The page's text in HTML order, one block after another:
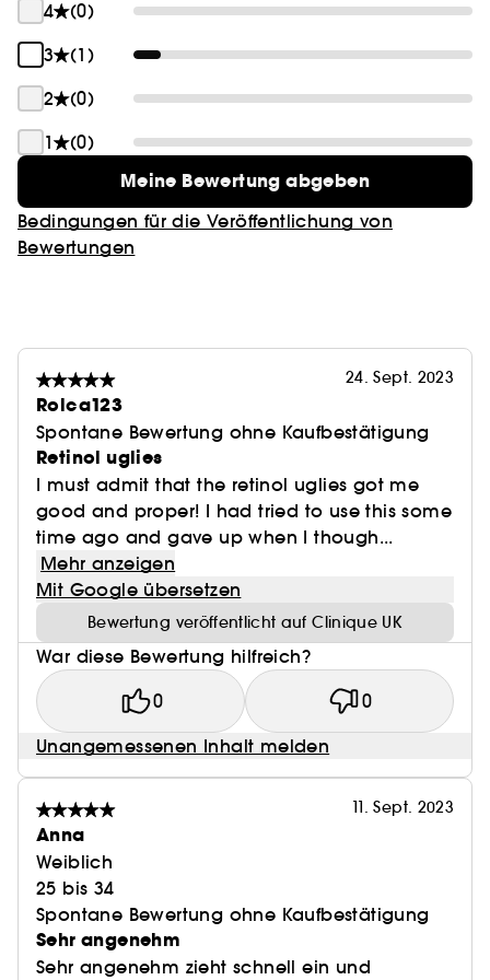
4
(0)
3
(1)
2
(0)
1
(0)
Meine Bewertung abgeben
Bedingungen für die Veröffentlichung von
Bewertungen
24. Sept. 2023
Rolca123
Spontane Bewertung ohne Kaufbestätigung
Retinol uglies
I must admit that the retinol uglies got me
good and proper! I had tried to use this some
time ago and gave up when I though...
Mehr anzeigen
Mit Google übersetzen
Bewertung veröffentlicht auf Clinique UK
War diese Bewertung hilfreich?
0 0
Unangemessenen Inhalt melden
11. Sept. 2023
Anna
Weiblich
25 bis 34
Spontane Bewertung ohne Kaufbestätigung
Sehr angenehm
Sehr angenehm zieht schnell ein und